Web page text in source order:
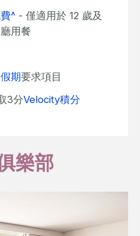
^ - 僅適用於 12 歲及
用餐
期要求項目
3分Velocity積分
樂部